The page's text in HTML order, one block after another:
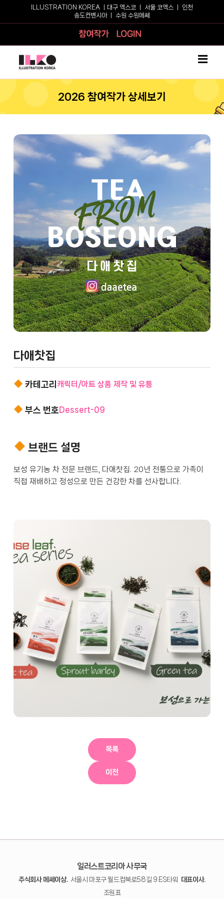
ILLUSTRATION KOREA ㅣ 대구 엑스코 서울 코엑스
인천
송도컨벤시아ㅣ 수원 수원메쎄
참여작가
2026 참여작가 상세보기
다애찻집
카테고리 캐릭터/아트 상품 제작 및 유통
부스 번호 Dessert-09
브랜드 설명
보성 유기농 차 전문 브랜드, 다애찻집. 20년 전통으로 가족이
직접 재배하고 정성으로 만든 건강한 차를 선사합니다.
목록
이전
일러스트코리아 사무국
주식회사 메쎄이상.서울시 마포구 월드컵북로58길 9 ES타워
대표이사.
조원표